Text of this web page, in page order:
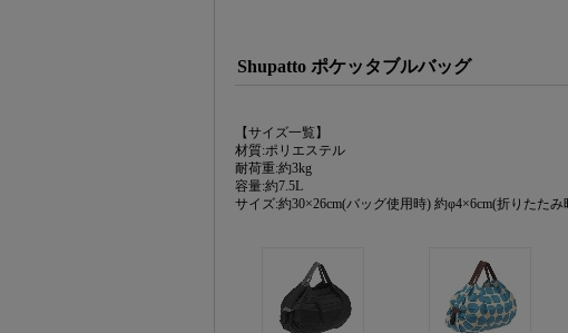
Shupatto ポケッタブルバッグ
【サイズ一覧】
材質:ポリエステル
耐荷重:約3kg
容量:約7.5L
サイズ:約30×26cm(バッグ使用時) 約φ4×6cm(折りたたみ